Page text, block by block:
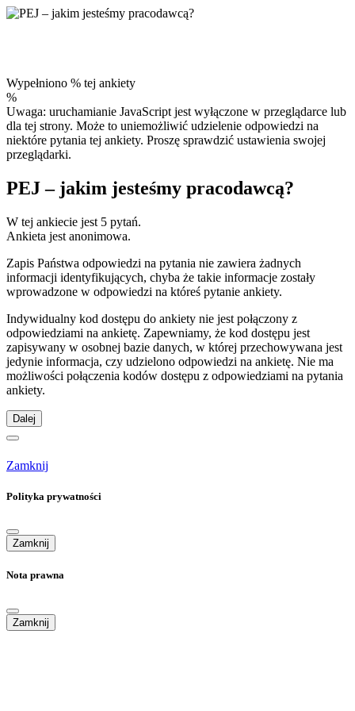
Wypełniono % tej ankiety
%
Uwaga: uruchamianie JavaScript jest wyłączone w przeglądarce lub
dla tej strony. Może to uniemożliwić udzielenie odpowiedzi na
niektóre pytania tej ankiety. Proszę sprawdzić ustawienia swojej
przeglądarki.
PEJ – jakim jesteśmy pracodawcą?
W tej ankiecie jest 5 pytań.
Ankieta jest anonimowa.
Zapis Państwa odpowiedzi na pytania nie zawiera żadnych
informacji identyfikujących, chyba że takie informacje zostały
wprowadzone w odpowiedzi na któreś pytanie ankiety.
Indywidualny kod dostępu do ankiety nie jest połączony z
odpowiedziami na ankietę. Zapewniamy, że kod dostępu jest
zapisywany w osobnej bazie danych, w której przechowywana jest
jedynie informacja, czy udzielono odpowiedzi na ankietę. Nie ma
możliwości połączenia kodów dostępu z odpowiedziami na pytania
ankiety.
Dalej
Zamknij
Polityka prywatności
Zamknij
Nota prawna
Zamknij